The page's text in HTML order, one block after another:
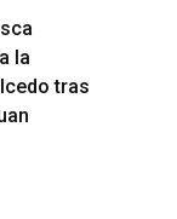
la
tras